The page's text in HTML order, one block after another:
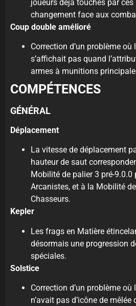
joueurs déjà touchés par ces
changement face aux
Coup double amélioré
Correction d’un problème où
s’affichait pas quand
armes à munitions
COMPÉTENCES
GÉNÉRAL
Déplacement
La vitesse de déplacement
hauteur de saut
Mobilité de palier 3 pré-
Arcanistes, et à la Mobilité
Chasseurs.
Kepler
Les frags en Matière
désormais une progression
spéciales.
Solstice
Correction d’un problème où
n’avait pas d’icône de mêlée